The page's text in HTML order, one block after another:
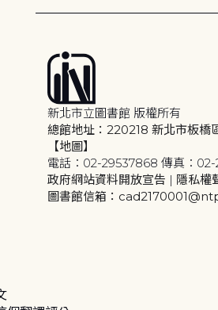
新北市立圖書館 版權所有
總館地址：220218 新北市板橋
【地圖】
電話：02-29537868 傳真：02-
政府網站資料開放宣告 | 隱私權
圖書館信箱：